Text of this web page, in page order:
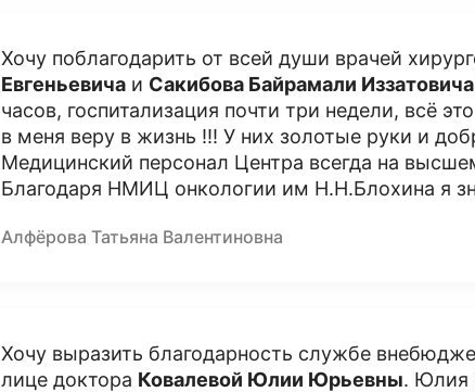
Хочу поблагодарить от всей души врачей
Евгеньевичаи Сакибова Байрамали Иззатовича
часов, госпитализация почти три недели, всё
в меня веру в жизнь !!! У них золотые руки и
Медицинский персонал Центра всегда на
Благодаря НМИЦ онкологии им Н.Н.Блохина я
Алфёрова Татьяна Валентиновна
Хочу выразить благодарность службе
лице доктора Ковалевой Юлии Юрьевны. Юлия